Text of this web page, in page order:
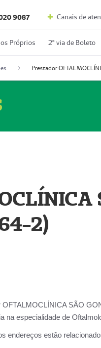
9087 Canais de
Próprios 2º via de Boleto
2)
OFTALMOCLÍNICA SÃO
na especialidade de
endereços estão